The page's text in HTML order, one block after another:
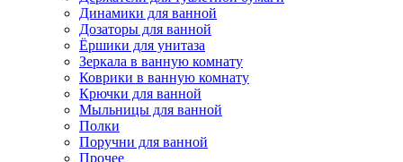
Динамики для ванной
Дозаторы для ванной
Ёршики для унитаза
Зеркала в ванную комнату
Коврики в ванную комнату
Крючки для ванной
Мыльницы для ванной
Полки
Поручни для ванной
Прочее